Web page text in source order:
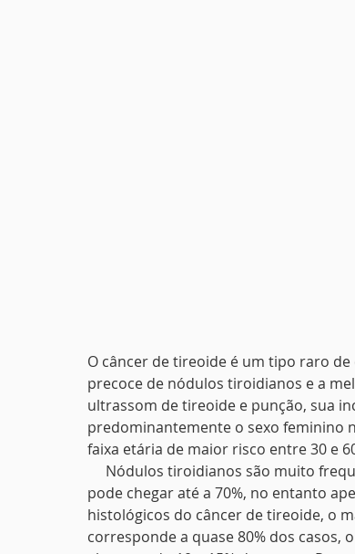
O câncer de tireoide é um tipo raro
precoce de nódulos tiroidianos e a
ultrassom de tireoide e punção, sua
predominantemente o sexo feminino
faixa etária de maior risco entre 30 e
Nódulos tiroidianos são muito
pode chegar até a 70%, no entanto
histológicos do câncer de tireoide, o
corresponde a quase 80% dos casos,